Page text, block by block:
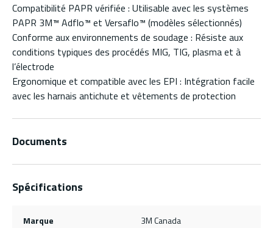
Compatibilité PAPR vérifiée : Utilisable avec les systèmes
PAPR 3M™ Adflo™ et Versaflo™ (modèles sélectionnés)
Conforme aux environnements de soudage : Résiste aux
conditions typiques des procédés MIG, TIG, plasma et à
l’électrode
Ergonomique et compatible avec les EPI : Intégration facile
avec les harnais antichute et vêtements de protection
Documents
Spécifications
Marque 3M Canada